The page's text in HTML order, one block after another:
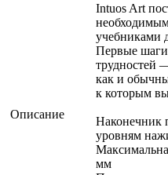
Описание
Intuos Art
учебниками
Первые шаги
трудностей
как и
к которым
Наконечник
уровням
мм